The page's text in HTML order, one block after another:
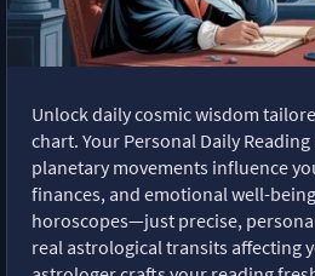
Unlock daily cosmic wisdom
chart. Your Personal Daily
planetary movements influence
finances, and emotional well-
horoscopes—just precise,
real astrological transits affecting